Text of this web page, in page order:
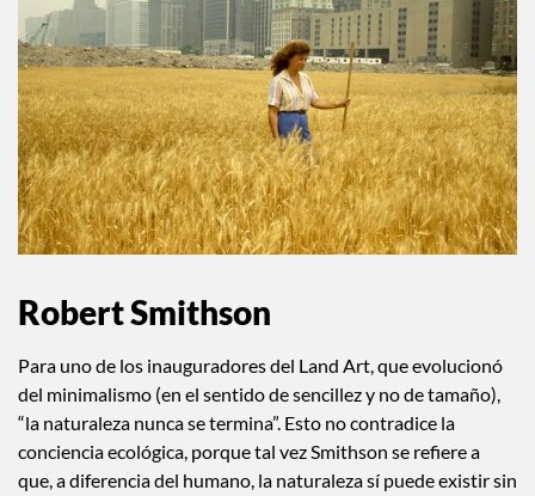
Robert Smithson
Para uno de los inauguradores del Land Art, que evolucionó
del minimalismo (en el sentido de sencillez y no de tamaño),
“la naturaleza nunca se termina”. Esto no contradice la
conciencia ecológica, porque tal vez Smithson se refiere a
que, a diferencia del humano, la naturaleza sí puede existir sin